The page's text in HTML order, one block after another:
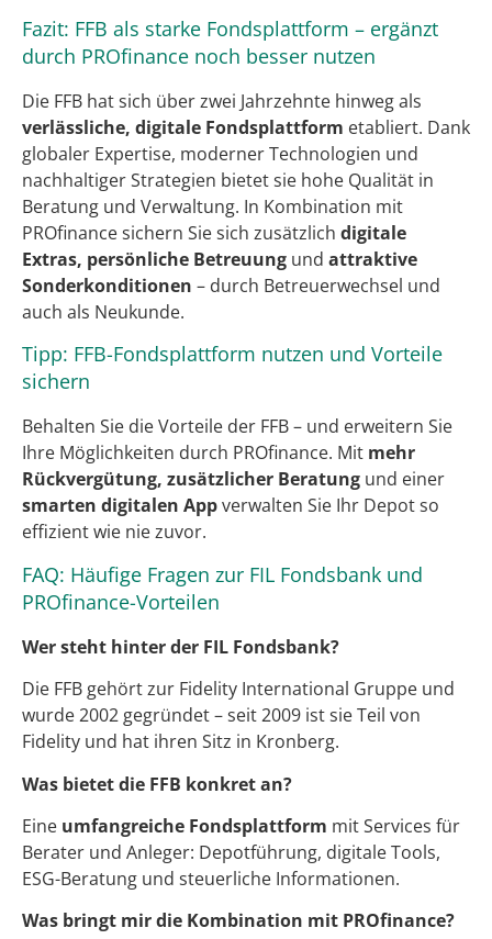
Fazit: FFB als starke Fondsplattform – ergänzt
durch PROfinance noch besser nutzen
Die FFB hat sich über zwei Jahrzehnte hinweg als
verlässliche, digitale Fondsplattform etabliert. Dank
globaler Expertise, moderner Technologien und
nachhaltiger Strategien bietet sie hohe Qualität in
Beratung und Verwaltung. In Kombination mit
PROfinance sichern Sie sich zusätzlich digitale
Extras, persönliche Betreuung und attraktive
Sonderkonditionen – durch Betreuerwechsel und
auch als Neukunde.
Tipp: FFB-Fondsplattform nutzen und Vorteile
sichern
Behalten Sie die Vorteile der FFB – und erweitern Sie
Ihre Möglichkeiten durch PROfinance. Mit mehr
Rückvergütung, zusätzlicher Beratung und einer
smarten digitalen Appverwalten Sie Ihr Depot so
effizient wie nie zuvor.
FAQ: Häufige Fragen zur FIL Fondsbank und
PROfinance-Vorteilen
Wer steht hinter der FIL Fondsbank?
Die FFB gehört zur Fidelity International Gruppe und
wurde 2002 gegründet – seit 2009 ist sie Teil von
Fidelity und hat ihren Sitz in Kronberg.
Was bietet die FFB konkret an?
Eine umfangreiche Fondsplattform mit Services für
Berater und Anleger: Depotführung, digitale Tools,
ESG-Beratung und steuerliche Informationen.
Was bringt mir die Kombination mit PROfinance?